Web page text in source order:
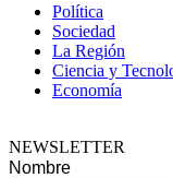
Política
Sociedad
La Región
Ciencia y
Economía
NEWSLETTER
Nombre